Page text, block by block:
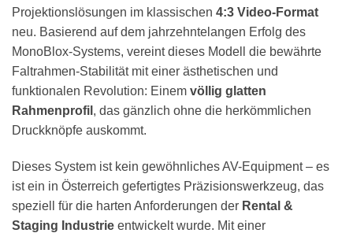
Projektionslösungen im klassischen 4:3 Video-Format
neu. Basierend auf dem jahrzehntelangen Erfolg des
MonoBlox-Systems, vereint dieses Modell die bewährte
Faltrahmen-Stabilität mit einer ästhetischen und
funktionalen Revolution: Einem völlig glatten
Rahmenprofil , das gänzlich ohne die herkömmlichen
Druckknöpfe auskommt.
Dieses System ist kein gewöhnliches AV-Equipment – es
ist ein in Österreich gefertigtes Präzisionswerkzeug, das
speziell für die harten Anforderungen der Rental &
Staging Industrie entwickelt wurde. Mit einer